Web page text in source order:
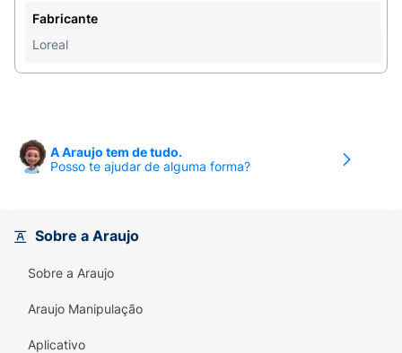
Fabricante
Loreal
A Araujo tem de tudo.
Posso te ajudar de alguma forma?
Sobre a Araujo
Sobre a Araujo
Araujo Manipulação
Aplicativo